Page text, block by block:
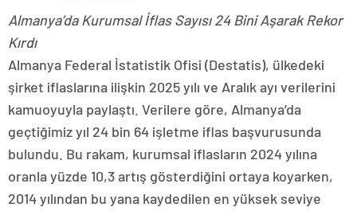
Almanya’da Kurumsal İflas Sayısı 24 Bini Aşarak Rekor
Kırdı
Almanya Federal İstatistik Ofisi (Destatis), ülkedeki
şirket iflaslarına ilişkin 2025 yılı ve Aralık ayı verilerini
kamuoyuyla paylaştı. Verilere göre, Almanya’da
geçtiğimiz yıl 24 bin 64 işletme iflas başvurusunda
bulundu. Bu rakam, kurumsal iflasların 2024 yılına
oranla yüzde 10,3 artış gösterdiğini ortaya koyarken,
2014 yılından bu yana kaydedilen en yüksek seviye